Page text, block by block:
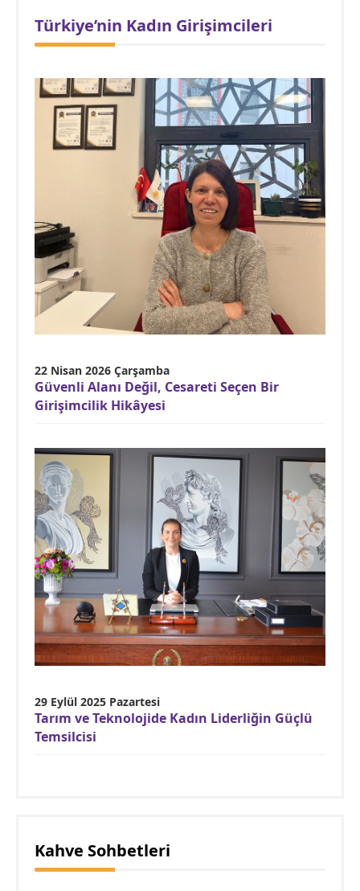
Türkiye’nin Kadın Girişimcileri
22 Nisan 2026 Çarşamba
Güvenli Alanı Değil, Cesareti Seçen Bir
Girişimcilik Hikâyesi
29 Eylül 2025 Pazartesi
Tarım ve Teknolojide Kadın Liderliğin Güçlü
Temsilcisi
Kahve Sohbetleri